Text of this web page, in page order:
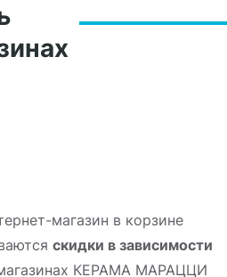
магазин в корзине
скидки в зависимости
КЕРАМА МАРАЦЦИ